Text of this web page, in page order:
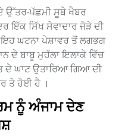
ਦੇ ਉੱਤਰ-ਪੱਛਮੀ ਸੂਬੇ ਖੈਬਰ
ਇੱਕ ਸਿੱਖ ਸੇਵਾਦਾਰ ਜੋੜੇ ਦੀ
ਘਟਨਾ ਪੇਸ਼ਾਵਰ ਤੋਂ ਲਗਭਗ
ਦੇ ਬਾਬੂ ਮੁਹੱਲਾ ਇਲਾਕੇ ਵਿੱਚ
ਦੇ ਘਾਟ ਉਤਾਰਿਆ ਗਿਆ ਦੀ
ਤੇ ਹੋਈ ਹੈ ।
ਨੂੰ ਅੰਜਾਮ ਦੇਣ